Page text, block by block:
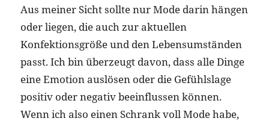
Aus meiner Sicht sollte nur Mode darin hängen
oder liegen, die auch zur aktuellen
Konfektionsgröße und den Lebensumständen
passt. Ich bin überzeugt davon, dass alle Dinge
eine Emotion auslösen oder die Gefühlslage
positiv oder negativ beeinflussen können.
Wenn ich also einen Schrank voll Mode habe,